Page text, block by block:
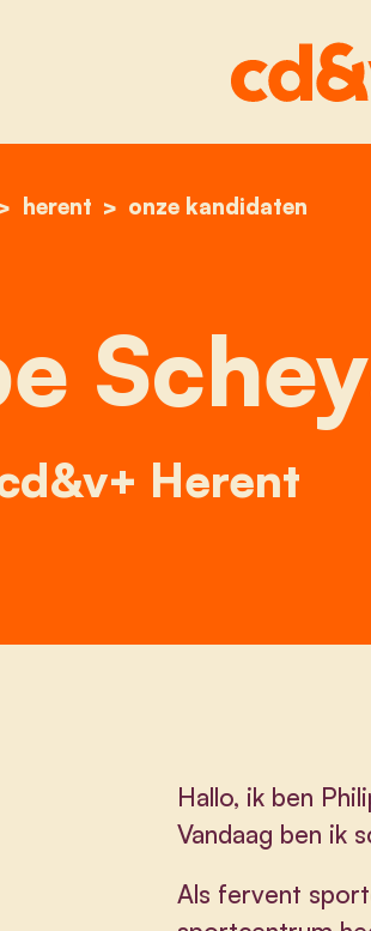
home
herent onze kandidaten
philippe scheys
Herent
Hallo, ik ben
Vandaag ben ik
Als fervent